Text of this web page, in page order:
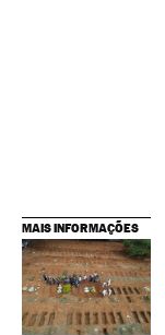
MAIS INFORMAÇÕES